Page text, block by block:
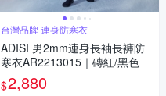
台灣品牌 連身防寒衣
ADISI 男2mm連身長袖長褲防
寒衣AR2213015｜磚紅/黑色
$2,880